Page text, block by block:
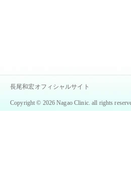
長尾和宏オフィシャルサイト
Copyright © 2026 Nagao Clinic. all rights